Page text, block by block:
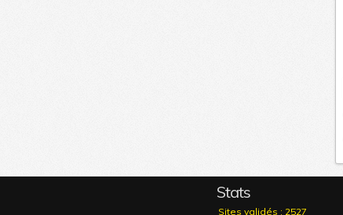
Stats
Sites validés : 2527